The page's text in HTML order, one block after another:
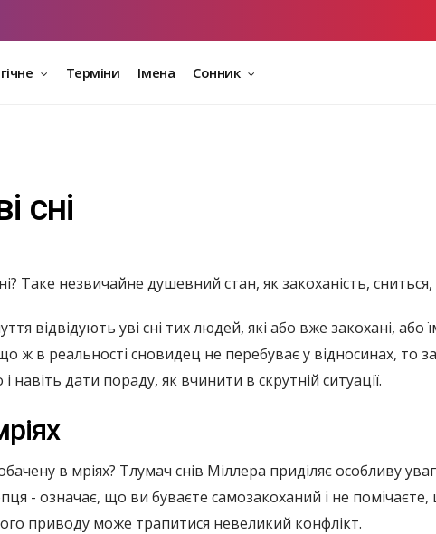
Терміни Імена Сонник
сні
Таке незвичайне душевний стан, як закоханість,
відвідують уві сні тих людей, які або вже закохані, або
ж в реальності сновидец не перебуває у відносинах, то
дати пораду, як вчинити в скрутній ситуації.
в мріях? Тлумач снів Міллера приділяє особливу
- означає, що ви буваєте самозакоханий і не
приводу може трапитися невеликий конфлікт.